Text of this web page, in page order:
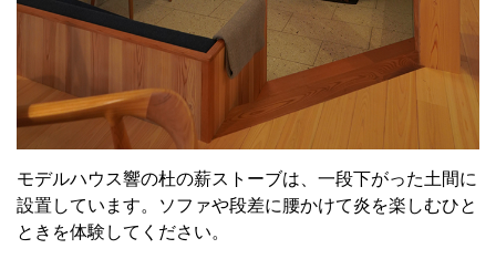
モデルハウス響の杜の薪ストーブは、一段下がった土間に
設置しています。ソファや段差に腰かけて炎を楽しむひと
ときを体験してください。